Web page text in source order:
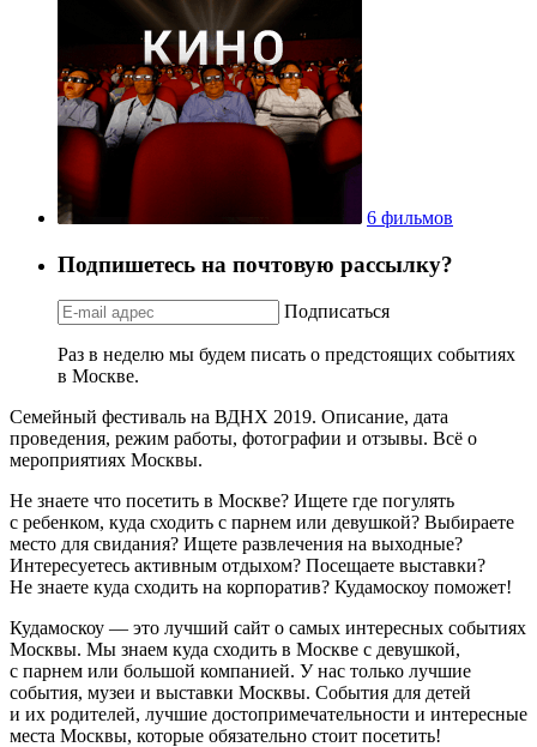
6 фильмов
Подпишетесь на почтовую рассылку?
Подписаться
Раз в неделю мы будем писать о предстоящих событиях
в Москве.
Семейный фестиваль на ВДНХ 2019. Описание, дата
проведения, режим работы, фотографии и отзывы. Всё о
мероприятиях Москвы.
Не знаете что посетить в Москве? Ищете где погулять
с ребенком, куда сходить с парнем или девушкой? Выбираете
место для свидания? Ищете развлечения на выходные?
Интересуетесь активным отдыхом? Посещаете выставки?
Не знаете куда сходить на корпоратив? Кудамоскоу поможет!
Кудамоскоу — это лучший сайт о самых интересных событиях
Москвы. Мы знаем куда сходить в Москве с девушкой,
с парнем или большой компанией. У нас только лучшие
события, музеи и выставки Москвы. События для детей
и их родителей, лучшие достопримечательности и интересные
места Москвы, которые обязательно стоит посетить!